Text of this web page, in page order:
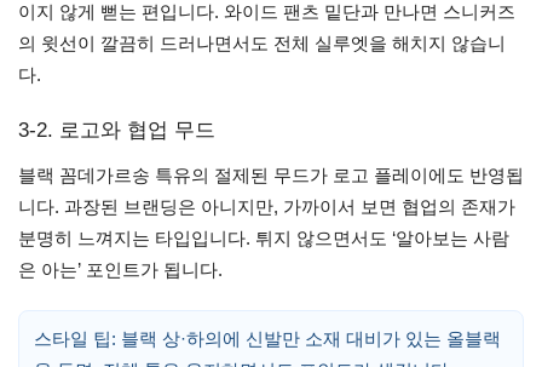
이지 않게 뻗는 편입니다. 와이드 팬츠 밑단과 만나면 스니커즈
의 윗선이 깔끔히 드러나면서도 전체 실루엣을 해치지 않습니
다.
3-2. 로고와 협업 무드
블랙 꼼데가르송 특유의 절제된 무드가 로고 플레이에도 반영됩
니다. 과장된 브랜딩은 아니지만, 가까이서 보면 협업의 존재가
분명히 느껴지는 타입입니다. 튀지 않으면서도 ‘알아보는 사람
은 아는’ 포인트가 됩니다.
스타일 팁: 블랙 상·하의에 신발만 소재 대비가 있는 올블랙